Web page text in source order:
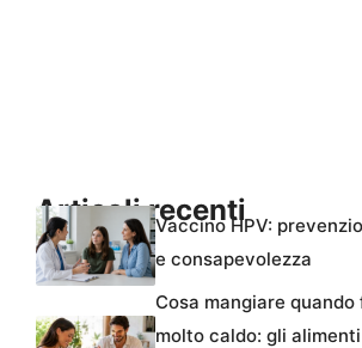
Articoli recenti
Vaccino HPV:
e consapevolezza
Cosa mangiare quando
molto caldo: gli alimenti